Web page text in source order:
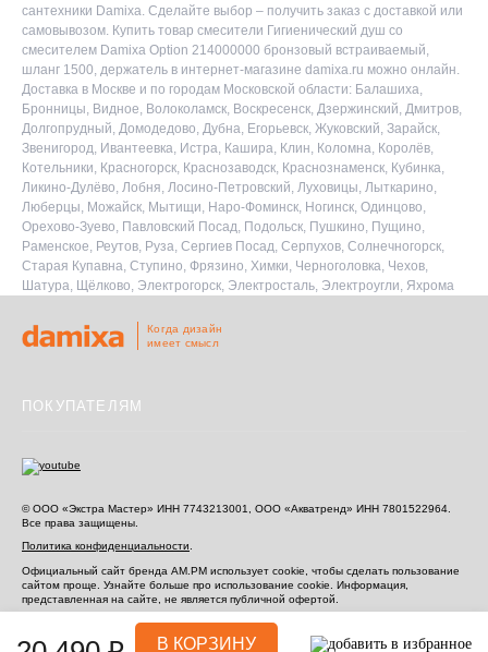
В КОРЗИНУ
сантехники Damixa. Сделайте выбор – получить заказ с доставкой или
самовывозом. Купить товар смесители Гигиенический душ со
смесителем Damixa Option 214000000 бронзовый встраиваемый,
шланг 1500, держатель в интернет-магазине damixa.ru можно онлайн.
Доставка в Москве и по городам Московской области: Балашиха,
Бронницы, Видное, Волоколамск, Воскресенск, Дзержинский, Дмитров,
Долгопрудный, Домодедово, Дубна, Егорьевск, Жуковский, Зарайск,
Звенигород, Ивантеевка, Истра, Кашира, Клин, Коломна, Королёв,
Котельники, Красногорск, Краснозаводск, Краснознаменск, Кубинка,
Ликино-Дулёво, Лобня, Лосино-Петровский, Луховицы, Лыткарино,
Люберцы, Можайск, Мытищи, Наро-Фоминск, Ногинск, Одинцово,
Орехово-Зуево, Павловский Посад, Подольск, Пушкино, Пущино,
Раменское, Реутов, Руза, Сергиев Посад, Серпухов, Солнечногорск,
Старая Купавна, Ступино, Фрязино, Химки, Черноголовка, Чехов,
Шатура, Щёлково, Электрогорск, Электросталь, Электроугли, Яхрома
Когда дизайн
имеет смысл
ПОКУПАТЕЛЯМ
© ООО «Экстра Мастер» ИНН 7743213001, ООО «Акватренд» ИНН 7801522964.
Все права защищены.
Политика конфиденциальности
Официальный сайт бренда AM.PM использует cookie, чтобы сделать пользование
сайтом проще. Узнайте больше про использование cookie. Информация,
представленная на сайте, не является публичной офертой.
Информация, представленная на сайте, не является публичной офертой.